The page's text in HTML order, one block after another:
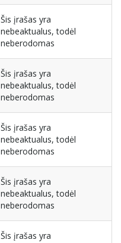
Šis įrašas yra
nebeaktualus, todėl
neberodomas
Šis įrašas yra
nebeaktualus, todėl
neberodomas
Šis įrašas yra
nebeaktualus, todėl
neberodomas
Šis įrašas yra
nebeaktualus, todėl
neberodomas
Šis įrašas yra